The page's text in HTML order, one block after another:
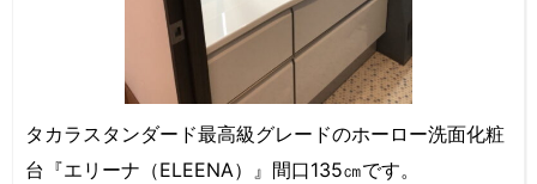
タカラスタンダード最高級グレードのホーロー洗面化粧
台『エリーナ（ELEENA）』間口135㎝です。